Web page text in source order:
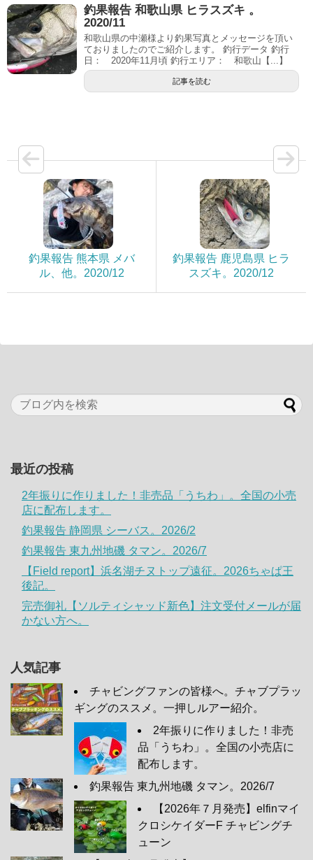
釣果報告 和歌山県 ヒラスズキ 。
2020/11
和歌山県の中瀬様より釣果写真とメッセージを頂い
ておりましたのでご紹介します。 釣行データ 釣行
日： 2020年11月頃 釣行エリア： 和歌山【...】
記事を読む
釣果報告 熊本県 メバ
ル、他。2020/12
釣果報告 鹿児島県 ヒラ
スズキ。2020/12
最近の投稿
2年振りに作りました！非売品「うちわ」。全国の小売
店に配布します。
釣果報告 静岡県 シーバス。2026/2
釣果報告 東九州地磯 タマン。2026/7
【Field report】浜名湖チヌトップ遠征。2026ちゃぱ王
後記。
完売御礼【ソルティシャッド新色】注文受付メールが届
かない方へ。
人気記事
チャビングファンの皆様へ。チャブプラッ
ギングのススメ。一押しルアー紹介。
2年振りに作りました！非売
品「うちわ」。全国の小売店に
配布します。
釣果報告 東九州地磯 タマン。2026/7
【2026年７月発売】elfinマイ
クロシケイダーF チャビングチ
ューン